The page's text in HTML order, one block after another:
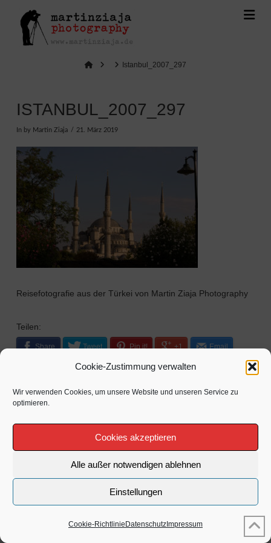
Cookie-Zustimmung verwalten
Wir verwenden Cookies, um unsere Website und unseren Service zu
optimieren.
Cookies akzeptieren
Alle außer notwendigen ablehnen
Einstellungen
Cookie-Richtlinie Datenschutz Impressum
Home Istanbul_2007_297
ISTANBUL_2007_297
In by Martin Ziaja 21. März 2019
Reisefotografie aus der Türkei von Martin Ziaja Photography
Teilen:
Share Tweet Pin it! +1 Email
COPYRIGHTED BY MARTIN ZIAJA PHOTOGRAPHY 2024
IMPRESSUM AGB DATENSCHUTZ
FACEBOOK
X INSTAGRAM
PINTEREST
TUMBLR